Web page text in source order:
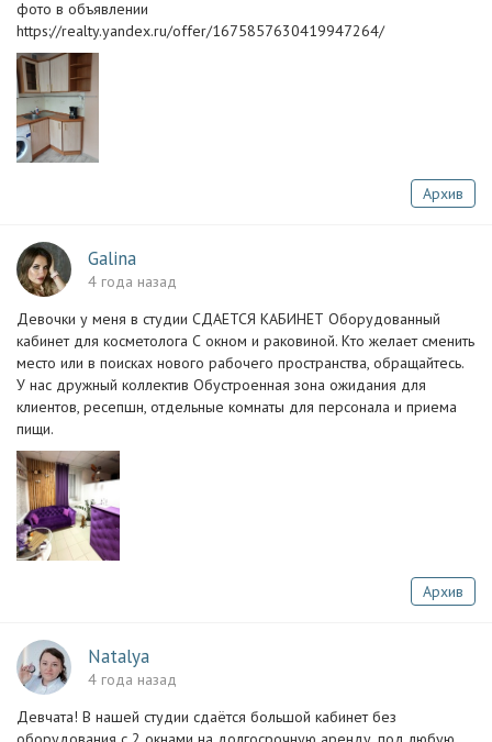
фото в объявлении
https://realty.yandex.ru/offer/1675857630419947264/
Архив
Galina
4 года назад
Девочки у меня в студии СДАЕТСЯ КАБИНЕТ Оборудованный
кабинет для косметолога С окном и раковиной. Кто желает сменить
место или в поисках нового рабочего пространства, обращайтесь.
У нас дружный коллектив Обустроенная зона ожидания для
клиентов, ресепшн, отдельные комнаты для персонала и приема
пищи.
Архив
Natalya
4 года назад
Девчата! В нашей студии сдаётся большой кабинет без